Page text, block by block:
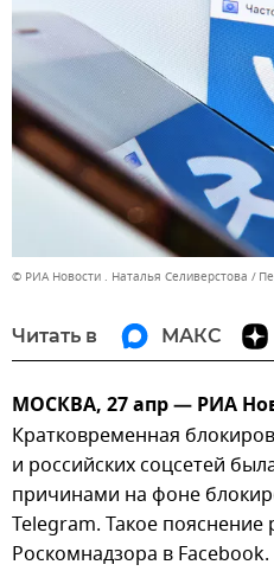
© РИА Новости . Наталья Селиверстова
Читать в МАКС
МОСКВА, 27 апр — РИА
Кратковременная
и российских соцсетей
причинами на фоне
Telegram. Такое
Роскомнадзора в Facebook.